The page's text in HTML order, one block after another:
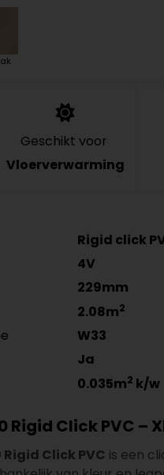
Geschikt voor
Vloerverwarming
Rigid click
4V
229mm
2.08m2
W33
Ja
0.035m2 k/w
Rigid Click PVC –
Click PVC is een